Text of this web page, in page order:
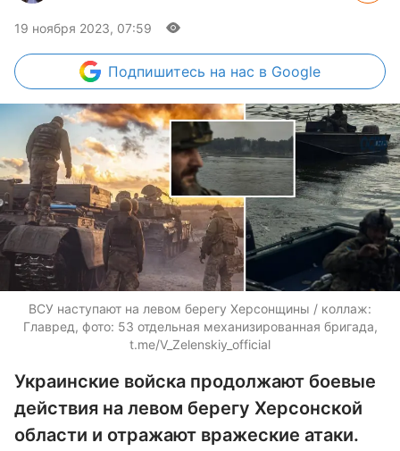
19 ноября 2023, 07:59
Подпишитесь на нас в Google
ВСУ наступают на левом берегу Херсонщины / коллаж:
Главред, фото: 53 отдельная механизированная бригада,
t.me/V_Zelenskiy_official
Украинские войска продолжают боевые
действия на левом берегу Херсонской
области и отражают вражеские атаки.